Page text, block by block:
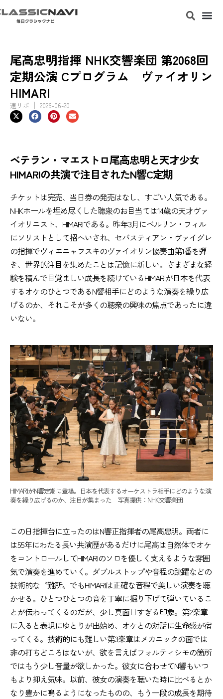
尾高忠明指揮 NHK交響楽団 第2068回
定期公演 Cプログラム ヴァイオリン
HIMARI
速リポ 2026-06-20
ベテラン・マエストロ尾高忠明と天才少女
HIMARIの共演で注目されたN響C定期
チケットは完売、当日券の発売はなし、すごい人気である。
NHKホールを埋め尽くした聴衆のお目当ては14歳の天才ヴァ
イオリニスト、HIMARIである。昨年3月にベルリン・フィル
にソリストとして招へいされ、セバスティアン・ヴァイグレ
の指揮でヴィエニャフスキのヴァイオリン協奏曲第1番を弾
き、世界的注目を集めたことは記憶に新しい。さまざまな経
験を積んで目覚ましい成長を続けているHIMARIが日本を代表
するオケのひとつであるN響相手にどのような演奏を繰り広
げるのか、それこそが多くの聴衆の興味の焦点であったに違
いない。
HIMARIがN響定期に登場。日本を代表するオーケストラ相手にどのような演
奏を繰り広げるのか、注目が集まった 写真提供：NHK交響楽団
この日指揮台に立ったのはN響正指揮者の尾高忠明。両者に
は55年にわたる長い共演歴があるだけに尾高は自然体でオケ
をコントロールしてHIMARIのソロを優しく支えるような雰囲
気で演奏を進めていく。ダブルストップや音程の跳躍などの
技術的な〝難所〟でもHIMARIは正確な音程で美しい演奏を聴
かせる。ひとつひとつの音を丁寧に掘り下げて弾いているこ
とが伝わってくるのだが、少し真面目すぎる印象。第2楽章
に入ると表現にゆとりが出始め、オケとの対話に生命感が宿
ってくる。技術的にも難しい第3楽章はメカニックの面では
非の打ちどころはないが、欲を言えばフォルティシモの箇所
ではもう少し音量が欲しかった。彼女に合わせてN響もいつ
もより抑え気味。以前、彼女の演奏を聴いた時に比べるとか
なり豊かに鳴るようになったものの、もう一段の成長を期待